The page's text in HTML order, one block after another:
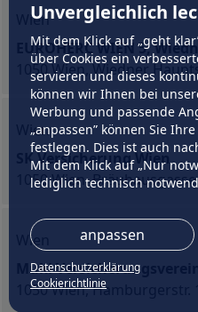
Unvergleichlich
Mit dem Klick auf „geht
über Cookies ein
servieren und dieses
können wir Ihnen bei
Werbung und passende
„anpassen” können Sie
festlegen. Dies ist auch
Mit dem Klick auf „Nur
lediglich technisch
anpassen
Datenschutzerklärung
Cookierichtlinie
Wien
EUROHERC WIEN 5,
1050 Wien, Wiedner
Wien
SK Versicherung Wien
1050 Wien,
Wien
Muki
1050 Wien, Hamburgerstr.